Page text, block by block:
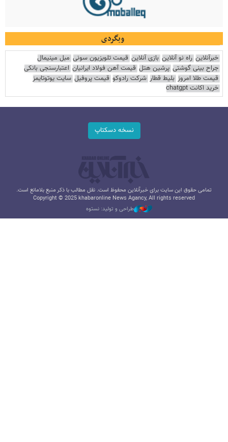
وبگردی
خبرآنلاین راه نو آنلاین بازی آنلاین قیمت تلویزیون سونی مبل مینیمال
جراح بینی گوشتی پرشین هتل قیمت آهن فولاد ایرانیان اعتبارسنجی بانکی
قیمت طلا امروز بلیط قطار شرکت رادوکو قیمت پروفیل سایت یوتوتایمز
خرید اکانت chatgpt
نسخه دسکتاپ
تمامی حقوق این سایت برای خبرآنلاین محفوظ است. نقل مطالب با ذکر منبع بلامانع است.
Copyright © 2025 khabaronline News Agancy, All rights reserved
طراحی و تولید: نستوه